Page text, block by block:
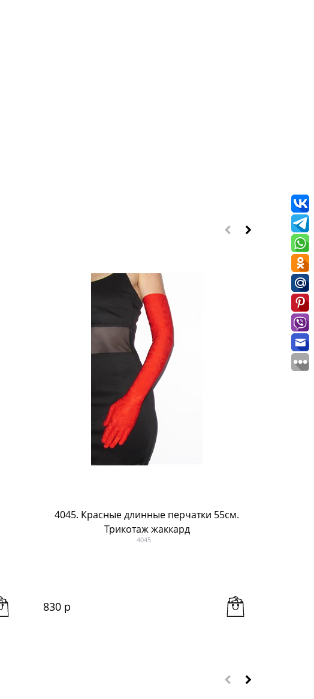
4045. Красные длинные перчатки 55см.
Трикотаж жаккард
4045
830 р